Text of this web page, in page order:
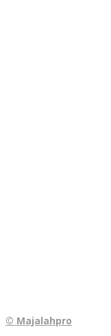
© Majalahpro